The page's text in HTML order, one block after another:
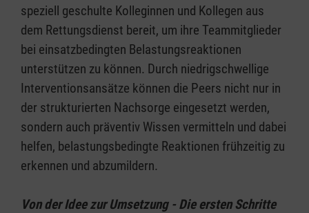
speziell geschulte Kolleginnen und Kollegen aus
dem Rettungsdienst bereit, um ihre Teammitglieder
bei einsatzbedingten Belastungsreaktionen
unterstützen zu können. Durch niedrigschwellige
Interventionsansätze können die Peers nicht nur in
der strukturierten Nachsorge eingesetzt werden,
sondern auch präventiv Wissen vermitteln und dabei
helfen, belastungsbedingte Reaktionen frühzeitig zu
erkennen und abzumildern.
Von der Idee zur Umsetzung - Die ersten Schritte